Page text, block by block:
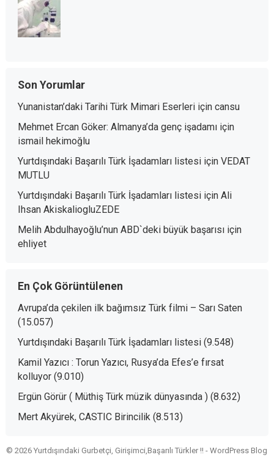
Son Yorumlar
Yunanistan’daki Tarihi Türk Mimari Eserleriiçin cansu
Mehmet Ercan Göker: Almanya’da genç işadamıiçin
ismail hekimoğlu
Yurtdışındaki Başarılı Türk İşadamları listesiiçin VEDAT
MUTLU
Yurtdışındaki Başarılı Türk İşadamları listesiiçin Ali
Ihsan AkiskaliogluZEDE
Melih Abdulhayoğlu’nun ABD`deki büyük başarısıiçin
ehliyet
En Çok Görüntülenen
Avrupa’da çekilen ilk bağımsız Türk filmi – Sarı Saten
(15.057)
Yurtdışındaki Başarılı Türk İşadamları listesi (9.548)
Kamil Yazıcı : Torun Yazıcı, Rusya’da Efes’e fırsat
kolluyor (9.010)
Ergün Görür ( Müthiş Türk müzik dünyasında ) (8.632)
Mert Akyürek, CASTIC Birincilik (8.513)
© 2026 Yurtdışındaki Gurbetçi, Girişimci,Başarılı Türkler !! -WordPress Blog